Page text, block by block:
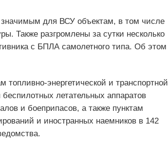
для ВСУ объектам, в том числе
Также разгромлены за сутки несколько
с БПЛА самолетного типа. Об этом
энергетической и транспортной
летательных аппаратов
и боеприпасов, а также пунктам
и иностранных наемников в 142